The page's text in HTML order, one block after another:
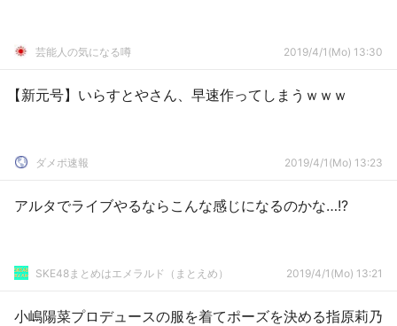
芸能人の気になる噂 2019/4/1(Mo) 13:30
【新元号】いらすとやさん、早速作ってしまうｗｗｗ
ダメポ速報 2019/4/1(Mo) 13:23
アルタでライブやるならこんな感じになるのかな…!?
SKE48まとめはエメラルド（まとえめ） 2019/4/1(Mo) 13:21
小嶋陽菜プロデュースの服を着てポーズを決める指原莉乃